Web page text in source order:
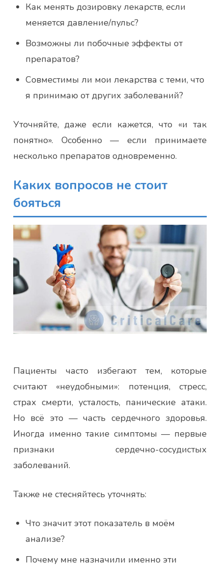
Как менять дозировку лекарств, если
меняется давление/пульс?
Возможны ли побочные эффекты от
препаратов?
Совместимы ли мои лекарства с теми, что
я принимаю от других заболеваний?
Уточняйте, даже если кажется, что «и так
понятно». Особенно — если принимаете
несколько препаратов одновременно.
Каких вопросов не стоит
бояться
Пациенты часто избегают тем, которые
считают «неудобными»: потенция, стресс,
страх смерти, усталость, панические атаки.
Но всё это — часть сердечного здоровья.
Иногда именно такие симптомы — первые
признаки сердечно-сосудистых
заболеваний.
Также не стесняйтесь уточнять:
Что значит этот показатель в моём
анализе?
Почему мне назначили именно эти